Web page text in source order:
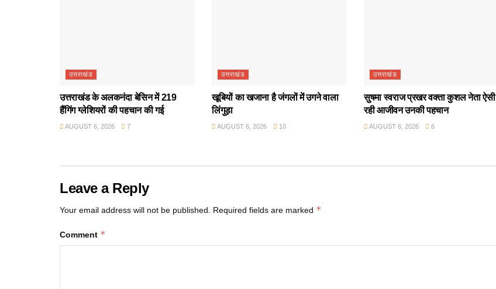
उत्तराखंड
उत्तराखंड के अलकनंदा बेसिन में 219
हैंगिंग ग्लेशियरों की पहचान की गई
AUGUST 6, 2026 7
उत्तराखंड
खूबियों का खजाना है जंगलों में उगने वाला
लिंगुड़ा
AUGUST 6, 2026 10
उत्तराखंड
सुषमा स्वराज प्रखर वक्ता कुशल नेता ऐसी
रही आजीवन उनकी पहचान
AUGUST 6, 2026 6
Leave a Reply
Your email address will not be published. Required fields are marked *
Comment *